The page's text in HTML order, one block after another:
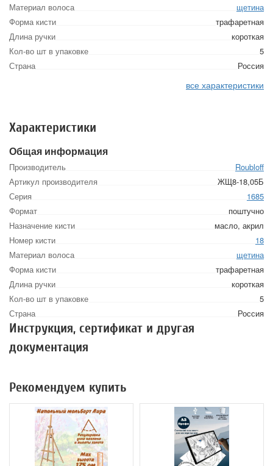
Материал волоса
щетина
Форма кисти
трафаретная
Длина ручки
короткая
Кол-во шт в упаковке
5
Страна
Россия
все характеристики
Характеристики
Общая информация
Производитель
Roubloff
Артикул производителя
ЖЩ8-18,05Б
Серия
1685
Формат
поштучно
Назначение кисти
масло, акрил
Номер кисти
18
Материал волоса
щетина
Форма кисти
трафаретная
Длина ручки
короткая
Кол-во шт в упаковке
5
Страна
Россия
Инструкция, сертификат и другая
документация
Рекомендуем купить